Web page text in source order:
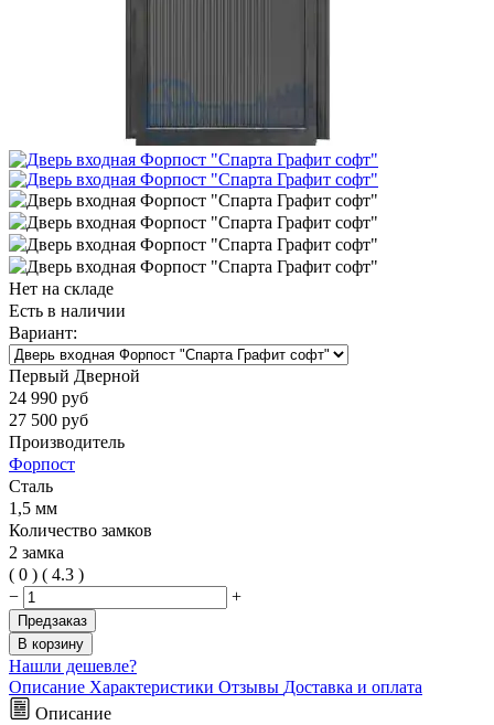
Нет на складе
Есть в наличии
Вариант:
Первый Дверной
24 990 руб
27 500 руб
Производитель
Форпост
Сталь
1,5 мм
Количество замков
2 замка
( 0 ) ( 4.3 )
− +
Предзаказ
В корзину
Нашли дешевле?
Описание Характеристики Отзывы Доставка и оплата
Описание